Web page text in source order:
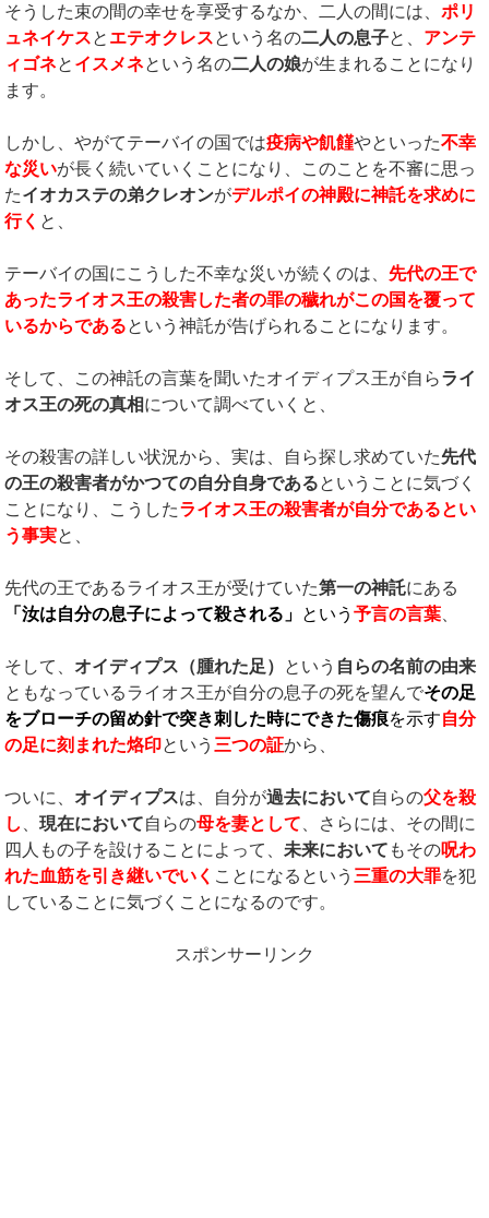
そうした束の間の幸せを享受するなか、二人の間には、ポリ
ュネイケスと エテオクレスという名の二人の息子と、 アンテ
ィゴネと イスメネという名の二人の娘が生まれることになり
ます。
しかし、やがてテーバイの国では疫病や飢饉やといった不幸
な災いが長く続いていくことになり、このことを不審に思っ
たイオカステの弟クレオンがデルポイの神殿に神託を求めに
行く と、
テーバイの国にこうした不幸な災いが続くのは、先代の王で
あったライオス王の殺害した者の罪の穢れがこの国を覆って
いるからであるという神託が告げられることになります。
そして、この神託の言葉を聞いたオイディプス王が自らライ
オス王の死の真相について調べていくと、
その殺害の詳しい状況から、実は、自ら探し求めていた先代
の王の殺害者がかつての自分自身であるということに気づく
ことになり、こうしたライオス王の殺害者が自分であるとい
う事実と、
先代の王であるライオス王が受けていた第一の神託にある
「汝は自分の息子によって殺される」 という予言の言葉
そして、 オイディプス（腫れた足） という 自らの名前の由来
ともなっているライオス王が自分の息子の死を望んでその足
をブローチの留め針で突き刺した時にできた傷痕を示す自分
の足に刻まれた烙印という 三つの証から、
ついに、 オイディプスは、自分が過去において自らの父を殺
し
、現在において自らの母を妻として 、さらには、その間に
四人もの子を設けることによって、未来において もその呪わ
れた血筋を引き継いでいく ことになるという 三重の大罪を犯
していることに気づくことになるのです。
スポンサーリンク